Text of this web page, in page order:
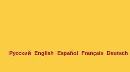
Русский English Español Français Deutsch